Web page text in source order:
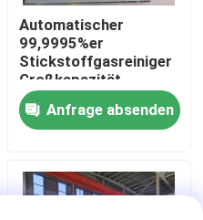
Generator
Automatischer
99,9995%er
Stickstoffgasreiniger
Großkapazität
Gasreinigungssystem
Anfrage absenden